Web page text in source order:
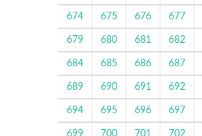
674 675 676 677
679 680 681 682
684 685 686 687
689 690 691 692
694 695 696 697
699 700 701 702